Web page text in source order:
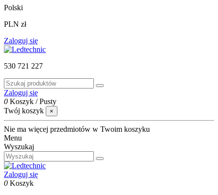
Polski
PLN zł
Zaloguj się
530 721 227
Zaloguj się
0 Koszyk /Pusty
Twój koszyk
×
Nie ma więcej przedmiotów w Twoim koszyku
Menu
Wyszukaj
Zaloguj się
0 Koszyk